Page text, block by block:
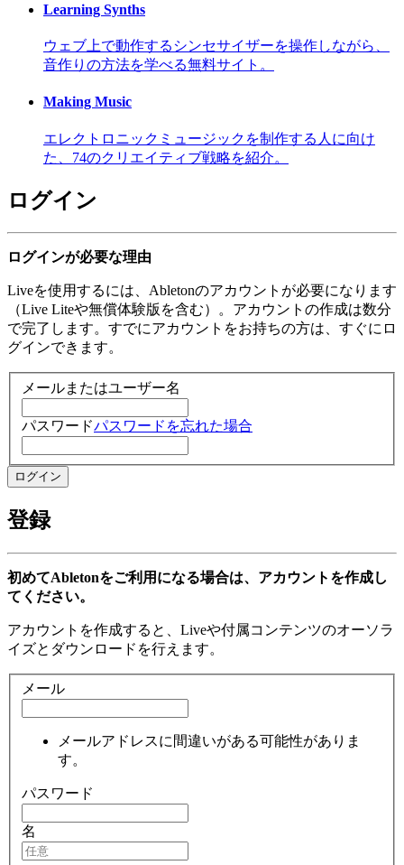
Learning Synths
ウェブ上で動作するシンセサイザーを操作しながら、
音作りの方法を学べる無料サイト。
Making Music
エレクトロニックミュージックを制作する人に向け
た、74のクリエイティブ戦略を紹介。
ログイン
ログインが必要な理由
Liveを使用するには、Abletonのアカウントが必要になります
（Live Liteや無償体験版を含む）。アカウントの作成は数分
で完了します。すでにアカウントをお持ちの方は、すぐにロ
グインできます。
メールまたはユーザー名
パスワードパスワードを忘れた場合
登録
初めてAbletonをご利用になる場合は、アカウントを作成し
てください。
アカウントを作成すると、Liveや付属コンテンツのオーソラ
イズとダウンロードを行えます。
メール
メールアドレスに間違いがある可能性がありま
す。
パスワード
名